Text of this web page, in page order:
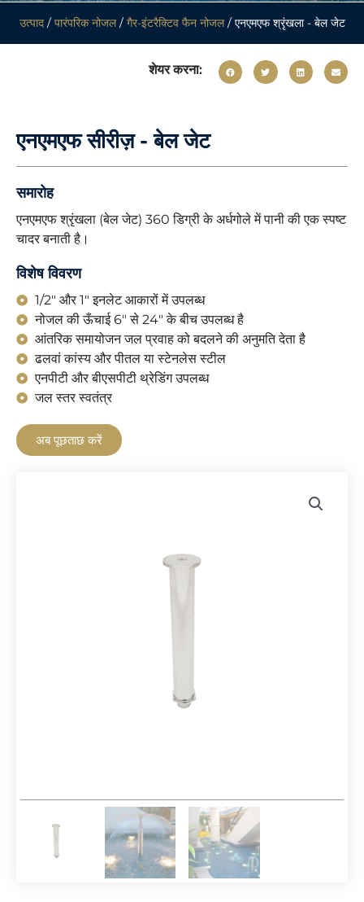
उत्पाद/ पारंपरिक नोजल/ गैर-इंटरैक्टिव फैन नोजल/ एनएमएफ श्रृंखला - बेल जेट
शेयर करना:
एनएमएफ सीरीज़ - बेल जेट
समारोह
एनएमएफ श्रृंखला (बेल जेट) 360 डिग्री के अर्धगोले में पानी की एक स्पष्ट
चादर बनाती है।
विशेष विवरण
1/2" और 1" इनलेट आकारों में उपलब्ध
नोजल की ऊँचाई 6" से 24" के बीच उपलब्ध है
आंतरिक समायोजन जल प्रवाह को बदलने की अनुमति देता है
ढलवां कांस्य और पीतल या स्टेनलेस स्टील
एनपीटी और बीएसपीटी थ्रेडिंग उपलब्ध
जल स्तर स्वतंत्र
अब पूछताछ करें